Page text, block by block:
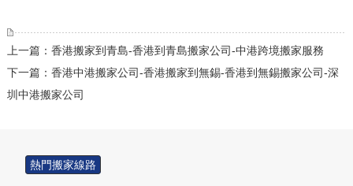
上一篇：香港搬家到青島-香港到青島搬家公司-中港跨境搬家服務
下一篇：香港中港搬家公司-香港搬家到無錫-香港到無錫搬家公司-深
圳中港搬家公司
熱門搬家線路